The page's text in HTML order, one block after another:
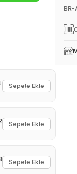
Sepete Ekle
Sepete Ekle
Sepete Ekle
BR-